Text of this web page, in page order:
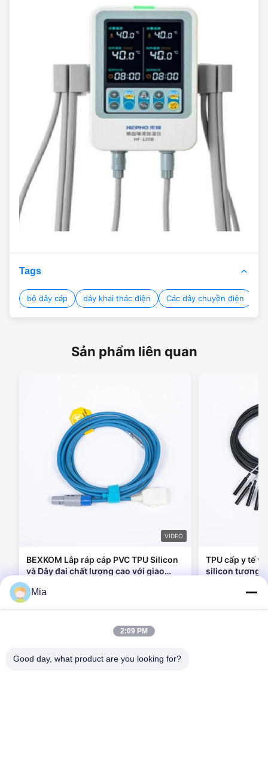
Tags
bộ dây cáp dây khai thác điện Các dây chuyền điện
Sản phẩm liên quan
VIDEO
BEXKOM Lắp ráp cáp PVC TPU Silicon
và Dây đai chất lượng cao với giao
hàng nhanh và thiết kế khuôn mẫu
miễn phí
TPU cấp y tế
silicon tương
nối đúc quá
Liên
Mia
2:09 PM
Good day, what product are you looking for?